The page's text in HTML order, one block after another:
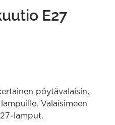
E27
pöytävalaisin,
Valaisimeen
lamput.